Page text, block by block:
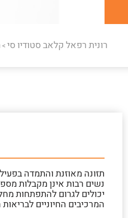
רונית רפאל קלאב סטודיו סי>
תזונה מאוזנת והתמדה
נשים רבות אינן מקבלות
יכולים לגרום להתפתחות
המרכיבים החיוניים